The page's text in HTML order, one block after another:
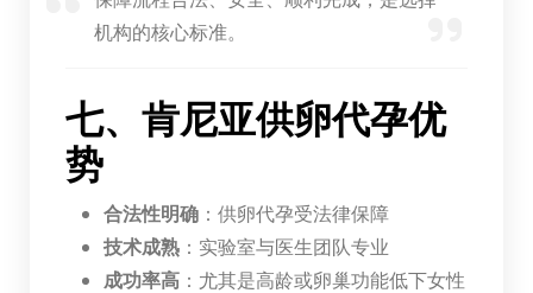
机构的核心标准。
七、肯尼亚供卵代孕优
势
合法性明确：供卵代孕受法律保障
技术成熟：实验室与医生团队专业
成功率高：尤其是高龄或卵巢功能低下女性